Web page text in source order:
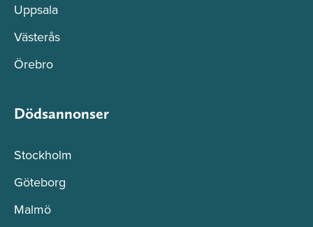
Uppsala
Västerås
Örebro
Dödsannonser
Stockholm
Göteborg
Malmö